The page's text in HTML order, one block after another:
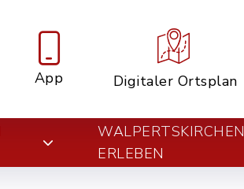
App Digitaler Ortsplan
WALPERTSKIRCHEN
ERLEBEN